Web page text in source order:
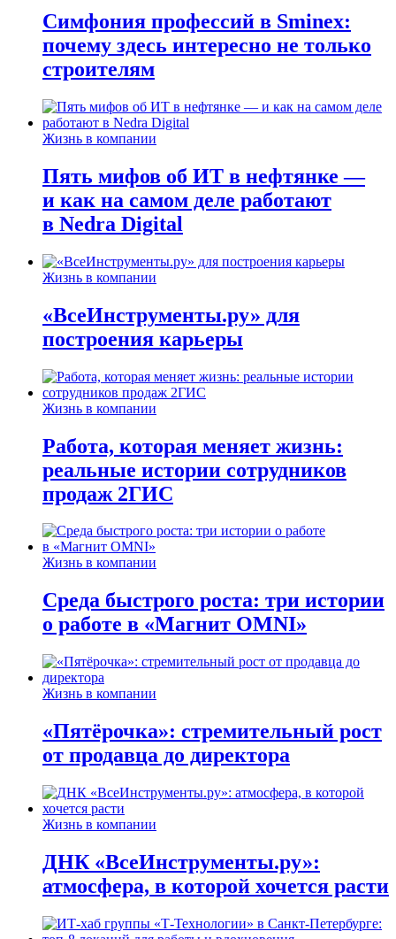
Симфония профессий в Sminex:
почему здесь интересно не только
строителям
Жизнь в компании
Пять мифов об ИТ в нефтянке —
и как на самом деле работают
в Nedra Digital
Жизнь в компании
«ВсеИнструменты.ру» для
построения карьеры
Жизнь в компании
Работа, которая меняет жизнь:
реальные истории сотрудников
продаж 2ГИС
Жизнь в компании
Среда быстрого роста: три истории
о работе в «Магнит OMNI»
Жизнь в компании
«Пятёрочка»: стремительный рост
от продавца до директора
Жизнь в компании
ДНК «ВсеИнструменты.ру»:
атмосфера, в которой хочется расти